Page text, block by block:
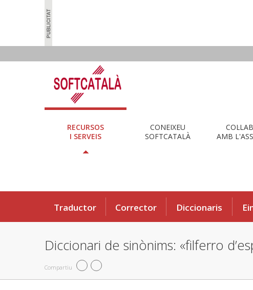
RECURSOS
I SERVEIS
CONEIXEU
SOFTCATALÀ
AMB
Traductor Corrector Diccionaris
Diccionari de sinònims: «filferro
Compartiu